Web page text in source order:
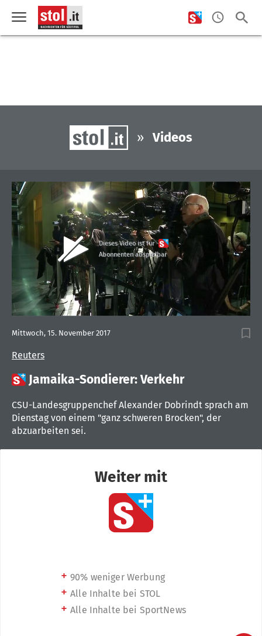
» Videos
Dieses Video ist für
Abonnenten abspielbar
Reuters
Mittwoch, 15. November 2017
 Jamaika-Sondierer: Verkehr
CSU-Landesgruppenchef Alexander Dobrindt sprach am
Dienstag von einem "ganz schweren Brocken", der
abzuarbeiten sei.